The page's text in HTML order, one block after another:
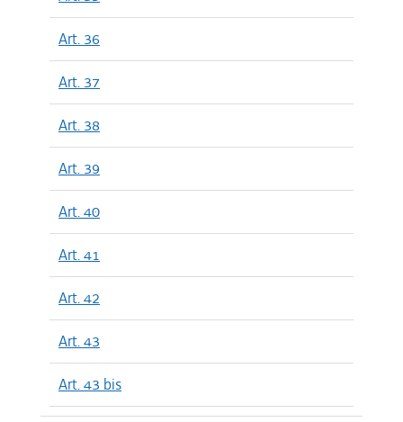
Art. 36
Art. 37
Art. 38
Art. 39
Art. 40
Art. 41
Art. 42
Art. 43
Art. 43 bis